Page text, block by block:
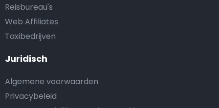
Reisbureau's
Web Affiliates
Taxibedrijven
Juridisch
Algemene voorwaarden
Privacybeleid